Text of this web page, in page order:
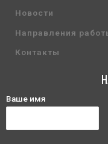
Новости
Направления
Контакты
Ваше имя